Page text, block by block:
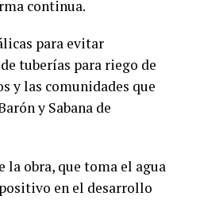
continua.
para evitar
tuberías para riego de
y las comunidades que
y Sabana de
la obra, que toma el agua
en el desarrollo